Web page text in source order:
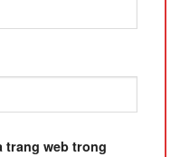
trang web trong